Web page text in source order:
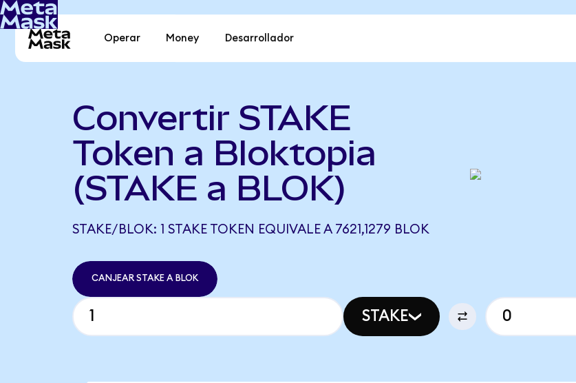
Operar Money Desarrollador
Convertir STAKE
Token a Bloktopia
(STAKE a BLOK)
STAKE/BLOK: 1 STAKE TOKEN EQUIVALE A 7621,1279 BLOK
CANJEAR STAKE A BLOK
STAKE